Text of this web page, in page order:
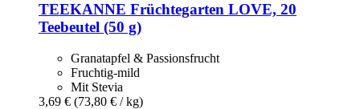
TEEKANNE Früchtegarten LOVE, 20
Teebeutel (50 g)
Granatapfel & Passionsfrucht
Fruchtig-mild
Mit Stevia
3,69 € (73,80 € / kg)